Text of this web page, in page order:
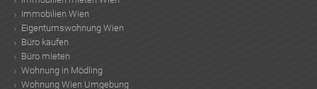
Immobilien Wien
Eigentumswohnung Wien
Büro kaufen
Büro mieten
Wohnung in Mödling
Wohnung Wien Umgebung